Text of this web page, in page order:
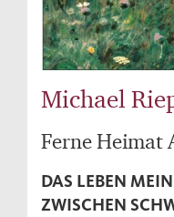
Michael
Ferne Heimat
DAS LEBEN
WISCHEN